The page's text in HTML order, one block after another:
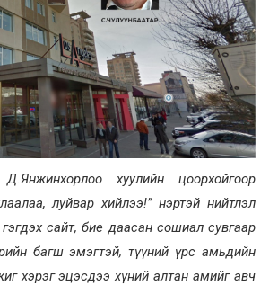
хуулийн цоорхойгоор
луйвар хийлээ!” нэртэй нийтлэл
сайт, бие даасан сошиал сувгаар
багш эмэгтэй, түүний үрс амьдийн
хэрэг эцэсдээ хүний алтан амийг авч